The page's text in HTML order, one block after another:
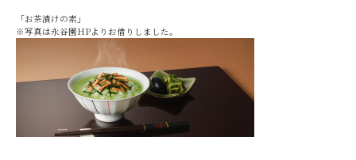
「お茶漬けの素」
※写真は永谷園HPよりお借りしました。